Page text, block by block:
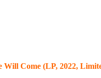
Come (LP, 2022,